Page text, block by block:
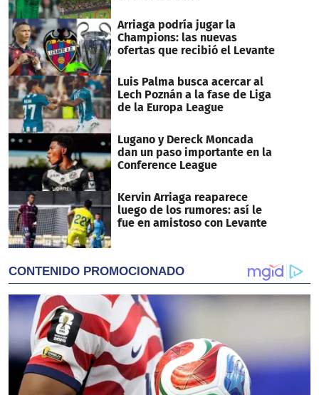
Arriaga podría jugar la
Champions: las nuevas
ofertas que recibió el Levante
Luis Palma busca acercar al
Lech Poznán a la fase de Liga
de la Europa League
Lugano y Dereck Moncada
dan un paso importante en la
Conference League
Kervin Arriaga reaparece
luego de los rumores: así le
fue en amistoso con Levante